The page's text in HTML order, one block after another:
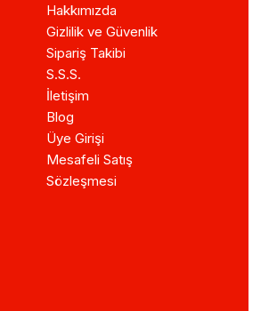
Hakkımızda
Gizlilik ve Güvenlik
Sipariş Takibi
S.S.S.
İletişim
Blog
Üye Girişi
Mesafeli Satış
Sözleşmesi